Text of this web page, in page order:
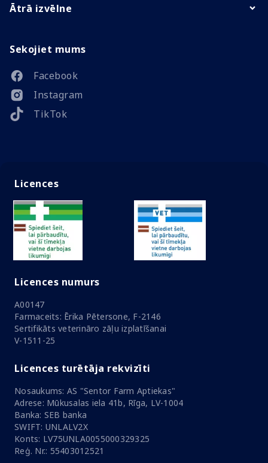
Ātrā izvēlne
Sekojiet mums
Facebook
Instagram
TikTok
Licences
Licences numurs
A00147
Farmaceits: Ērika Pētersone, F-2146
Sertifikāts veterināro zāļu izplatīšanai
V-1511-25
Licences turētāja rekvizīti
Nosaukums: AS "Sentor Farm Aptiekas"
Adrese: Mūkusalas iela 41b, Rīga, LV-1004
Banka: SEB banka
SWIFT: UNLALV2X
Konts: LV75UNLA0055000329325
Reģ. Nr.: 55403012521